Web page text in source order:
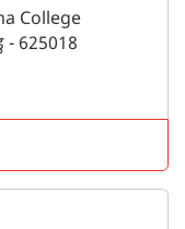
College
- 625018